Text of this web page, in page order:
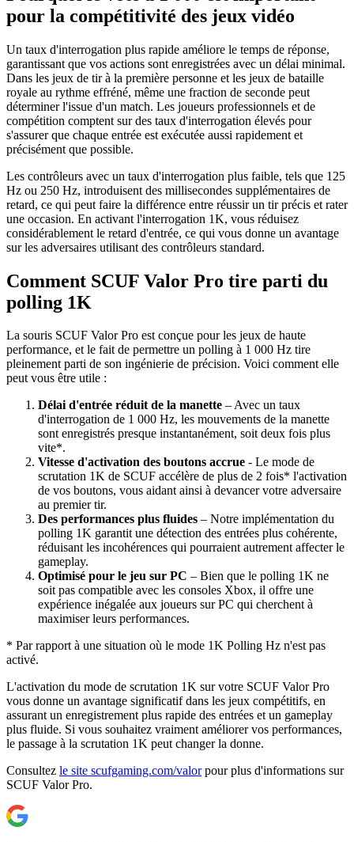
pour la compétitivité des jeux vidéo
Un taux d'interrogation plus rapide améliore le temps de réponse,
garantissant que vos actions sont enregistrées avec un délai minimal.
Dans les jeux de tir à la première personne et les jeux de bataille
royale au rythme effréné, même une fraction de seconde peut
déterminer l'issue d'un match. Les joueurs professionnels et de
compétition comptent sur des taux d'interrogation élevés pour
s'assurer que chaque entrée est exécutée aussi rapidement et
précisément que possible.
Les contrôleurs avec un taux d'interrogation plus faible, tels que 125
Hz ou 250 Hz, introduisent des millisecondes supplémentaires de
retard, ce qui peut faire la différence entre réussir un tir précis et rater
une occasion. En activant l'interrogation 1K, vous réduisez
considérablement le retard d'entrée, ce qui vous donne un avantage
sur les adversaires utilisant des contrôleurs standard.
Comment SCUF Valor Pro tire parti du
polling 1K
La souris SCUF Valor Pro est conçue pour les jeux de haute
performance, et le fait de permettre un polling à 1 000 Hz tire
pleinement parti de son ingénierie de précision. Voici comment elle
peut vous être utile :
Délai d'entrée réduit de la manette – Avec un taux
d'interrogation de 1 000 Hz, les mouvements de la manette
sont enregistrés presque instantanément, soit deux fois plus
vite*.
Vitesse d'activation des boutons accrue - Le mode de
scrutation 1K de SCUF accélère de plus de 2 fois* l'activation
de vos boutons, vous aidant ainsi à devancer votre adversaire
au premier tir.
Des performances plus fluides – Notre implémentation du
polling 1K garantit une détection des entrées plus cohérente,
réduisant les incohérences qui pourraient autrement affecter le
gameplay.
Optimisé pour le jeu sur PC – Bien que le polling 1K ne
soit pas compatible avec les consoles Xbox, il offre une
expérience inégalée aux joueurs sur PC qui cherchent à
maximiser leurs performances.
* Par rapport à une situation où le mode 1K Polling Hz n'est pas
activé.
L'activation du mode de scrutation 1K sur votre SCUF Valor Pro
vous donne un avantage significatif dans les jeux compétitifs, en
assurant un enregistrement plus rapide des entrées et un gameplay
plus fluide. Si vous souhaitez vraiment améliorer vos performances,
le passage à la scrutation 1K peut changer la donne.
Consultez le site scufgaming.com/valorpour plus d'informations sur
SCUF Valor Pro.